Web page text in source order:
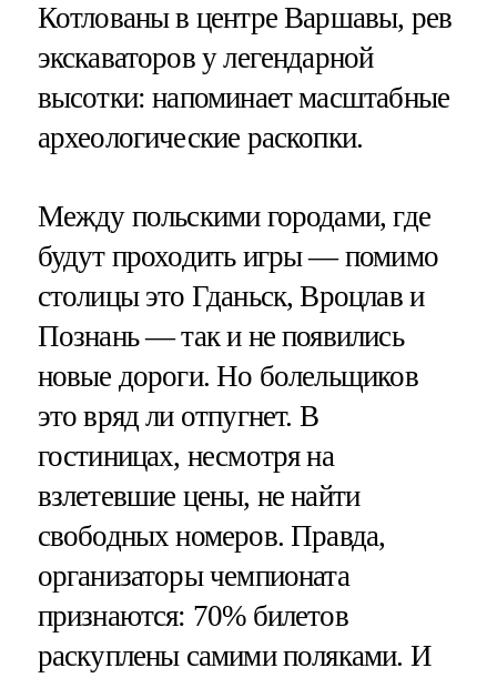
Котлованы в центре Варшавы, рев
экскаваторов у легендарной
высотки: напоминает масштабные
археологические раскопки.
Между польскими городами, где
будут проходить игры — помимо
столицы это Гданьск, Вроцлав и
Познань — так и не появились
новые дороги. Но болельщиков
это вряд ли отпугнет. В
гостиницах, несмотря на
взлетевшие цены, не найти
свободных номеров. Правда,
организаторы чемпионата
признаются: 70% билетов
раскуплены самими поляками. И